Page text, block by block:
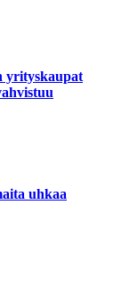
yrityskaupat
uhkaa